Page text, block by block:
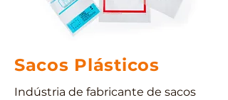
Sacos Plásticos
Indústria de fabricante de sacos